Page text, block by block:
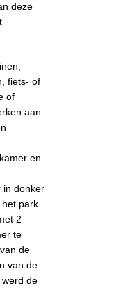
deze
fiets- of
of
aan
en
in donker
park.
2
te
de
van de
de